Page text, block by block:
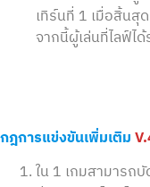
เทิร์นที่ 1 เมื่อสิ้นสุ
จากนี้ผู้เล่นที่ไลฟ์ไ
กฎการแข่งขันเพิ่มเติม
ใน 1 เกมสามารถ